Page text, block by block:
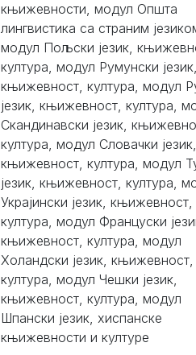
књижевности, модул Општа
лингвистика са страним
модул Пољски језик,
култура, модул Румунски
књижевност, култура, модул
језик, књижевност, култура,
Скандинавски језик,
култура, модул Словачки језик,
књижевност, култура, модул
језик, књижевност, култура,
Украјински језик, књижевност,
култура, модул Француски
књижевност, култура, модул
Холандски језик, књижевност,
култура, модул Чешки језик,
књижевност, култура, модул
Шпански језик, хиспанске
књижевности и културе